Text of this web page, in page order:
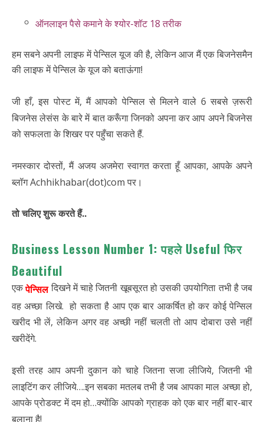
ऑनलाइन पैसे कमाने के श्योर-शॉट 18 तरीक
हम सबने अपनी लाइफ में पेन्सिल यूज की है, लेकिन आज मैं एक बिजनेसमैन
की लाइफ में पेन्सिल के यूज को बताऊंगा!
जी हाँ, इस पोस्ट में, मैं आपको पेन्सिल से मिलने वाले 6 सबसे ज़रूरी
बिजनेस लेसंस के बारे में बात करूँगा जिनको अपना कर आप अपने बिजनेस
को सफलता के शिखर पर पहुँचा सकते हैं.
नमस्कार दोस्तों, मैं अजय अजमेरा स्वागत करता हूँ आपका, आपके अपने
ब्लॉग Achhikhabar(dot)com पर।
तो चलिए शुरू करते हैं..
Business Lesson Number 1: पहले Useful फिर
Beautiful
एकपेन्सिलदिखने में चाहे जितनी खूबसूरत हो उसकी उपयोगिता तभी है जब
वह अच्छा लिखे. हो सकता है आप एक बार आकर्षित हो कर कोई पेन्सिल
खरीद भी लें, लेकिन अगर वह अच्छी नहीं चलती तो आप दोबारा उसे नहीं
खरीदेंगे.
इसी तरह आप अपनी दुकान को चाहे जितना सजा लीजिये, जितनी भी
लाइटिंग कर लीजिये….इन सबका मतलब तभी है जब आपका माल अच्छा हो,
आपके प्रोडक्ट में दम हो…क्योंकि आपको ग्राहक को एक बार नहीं बार-बार
बुलाना है!